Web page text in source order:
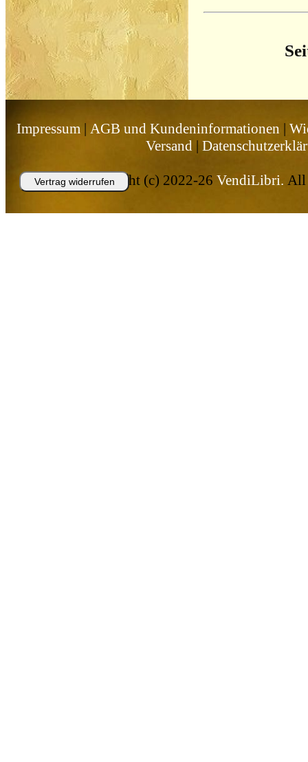
Impressum | AGB und Kundeninformationen |
Versand|
Copyright (c) 2022-26 VendiLibri. All
Vertrag widerrufen